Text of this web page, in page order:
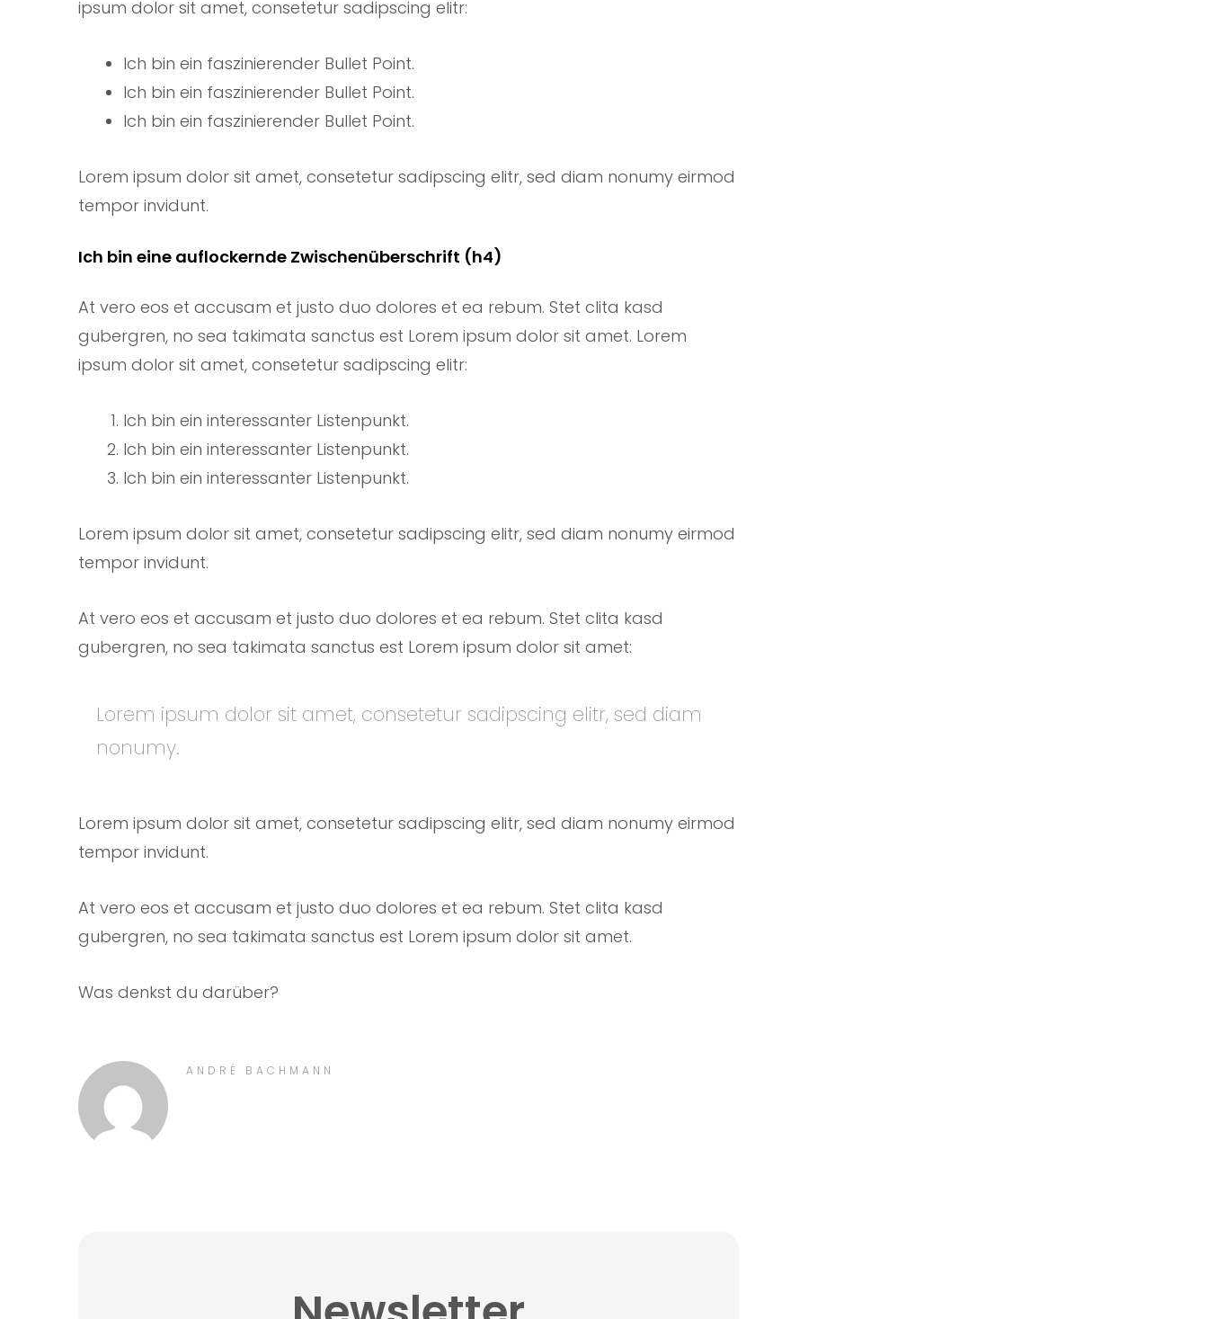
ipsum dolor sit amet, consetetur sadipscing elitr:
Ich bin ein faszinierender Bullet Point.
Ich bin ein faszinierender Bullet Point.
Ich bin ein faszinierender Bullet Point.
Lorem ipsum dolor sit amet, consetetur sadipscing elitr, sed diam nonumy eirmod
tempor invidunt.
Ich bin eine auflockernde Zwischenüberschrift (h4)
At vero eos et accusam et justo duo dolores et ea rebum. Stet clita kasd
gubergren, no sea takimata sanctus est Lorem ipsum dolor sit amet. Lorem
ipsum dolor sit amet, consetetur sadipscing elitr:
Ich bin ein interessanter Listenpunkt.
Ich bin ein interessanter Listenpunkt.
Ich bin ein interessanter Listenpunkt.
Lorem ipsum dolor sit amet, consetetur sadipscing elitr, sed diam nonumy eirmod
tempor invidunt.
At vero eos et accusam et justo duo dolores et ea rebum. Stet clita kasd
gubergren, no sea takimata sanctus est Lorem ipsum dolor sit amet:
Lorem ipsum dolor sit amet, consetetur sadipscing elitr, sed diam
nonumy.
Lorem ipsum dolor sit amet, consetetur sadipscing elitr, sed diam nonumy eirmod
tempor invidunt.
At vero eos et accusam et justo duo dolores et ea rebum. Stet clita kasd
gubergren, no sea takimata sanctus est Lorem ipsum dolor sit amet.
Was denkst du darüber?
ANDRÉ BACHMANN